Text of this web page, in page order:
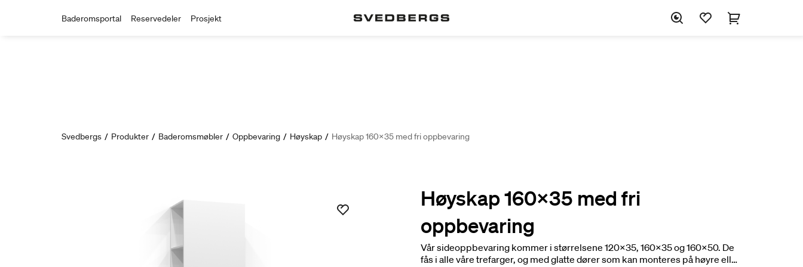
Baderomsportal Reservedeler Prosjekt
Svedbergs / Produkter / Baderomsmøbler / Oppbevaring / Høyskap / Høyskap 160x35 med fri oppbevaring
Høyskap 160x35 med fri
oppbevaring
Vår sideoppbevaring kommer i størrelsene 120x35, 160x35 og 160x50. De
fås i alle våre trefarger, og med glatte dører som kan monteres på høyre eller